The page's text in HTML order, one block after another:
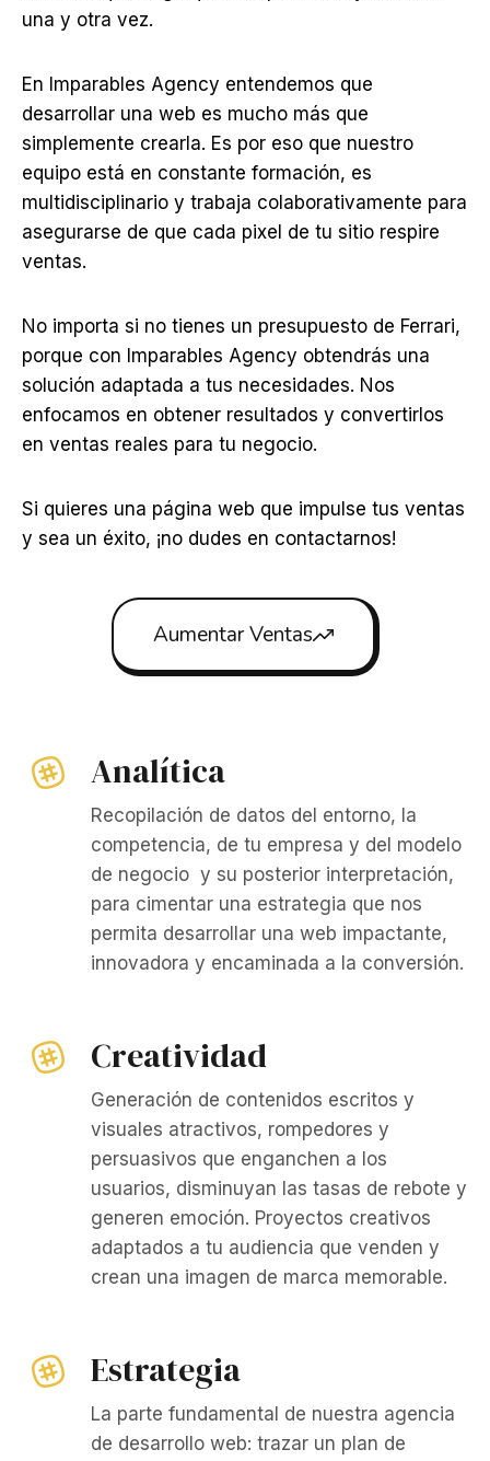
una y otra vez.
En Imparables Agency entendemos que
desarrollar una web es mucho más que
simplemente crearla. Es por eso que nuestro
equipo está en constante formación, es
multidisciplinario y trabaja colaborativamente para
asegurarse de que cada pixel de tu sitio respire
ventas.
No importa si no tienes un presupuesto de Ferrari,
porque con Imparables Agency obtendrás una
solución adaptada a tus necesidades. Nos
enfocamos en obtener resultados y convertirlos
en ventas reales para tu negocio.
Si quieres una página web que impulse tus ventas
y sea un éxito, ¡no dudes en contactarnos!
Aumentar Ventas
Analítica
Recopilación de datos del entorno, la
competencia, de tu empresa y del modelo
de negocio y su posterior interpretación,
para cimentar una estrategia que nos
permita desarrollar una web impactante,
innovadora y encaminada a la conversión.
Creatividad
Generación de contenidos escritos y
visuales atractivos, rompedores y
persuasivos que enganchen a los
usuarios, disminuyan las tasas de rebote y
generen emoción. Proyectos creativos
adaptados a tu audiencia que venden y
crean una imagen de marca memorable.
Estrategia
La parte fundamental de nuestra agencia
de desarrollo web: trazar un plan de